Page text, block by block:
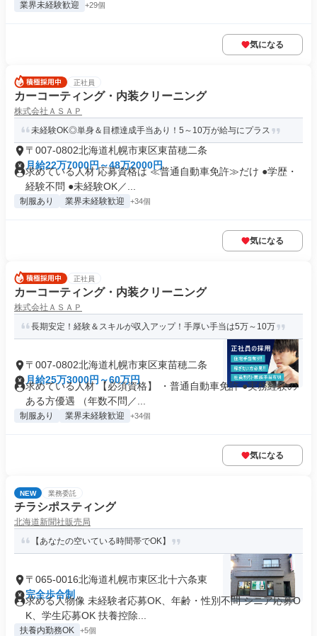
業界未経験歓迎 +29個
気になる
正社員
カーコーティング・内装クリーニング
株式会社ＡＳＡＰ
未経験OK◎単身＆目標達成手当あり！5～10万が給与にプラス
〒007-0802北海道札幌市東区東苗穂二条
月給22万7000円～48万2000円
求めている人材 応募資格は ≪普通自動車免許≫だけ ●学歴・
経験不問 ●未経験OK／...
制服あり 業界未経験歓迎 +34個
気になる
正社員
カーコーティング・内装クリーニング
株式会社ＡＳＡＰ
長期安定！経験＆スキルが収入アップ！手厚い手当は5万～10万
〒007-0802北海道札幌市東区東苗穂二条
月給25万3000円～60万円
求めている人材 【必須資格】 ・普通自動車免許 ●実務経験の
ある方優遇 （年数不問／...
制服あり 業界未経験歓迎 +34個
気になる
NEW 業務委託
チラシポスティング
北海道新聞社販売局
【あなたの空いている時間帯でOK】
〒065-0016北海道札幌市東区北十六条東
完全歩合制
求める人物像 未経験者応募OK、年齢・性別不問 シニア応募O
K、学生応募OK 扶養控除...
扶養内勤務OK +5個